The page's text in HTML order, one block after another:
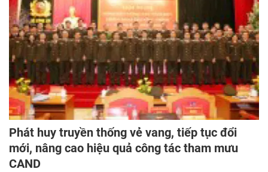
Phát huy truyền thống vẻ vang, tiếp tục đổi
mới, nâng cao hiệu quả công tác tham mưu
CAND